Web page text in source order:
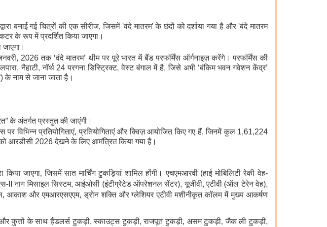
बनाई गई चित्रों की एक सीरीज, जिसमें 'वंदे मातरम' के छंदों को दर्शाया गया है और 'बंदे मातरम
के रूप में प्रदर्शित किया जाएगा।
2026 तक ‘वंदे मातरम’ थीम पर पूरे भारत में बैंड परफॉर्मेंस ऑर्गनाइज़ करेंगे। परफॉर्मेंस की
नैहाटी, नॉर्थ 24 परगना डिस्ट्रिक्ट, वेस्ट बंगाल में है, जिसे अभी ‘बंकिम भवन गवेशन केंद्र’
के नाम से जाना जाता है।
के अंतर्गत प्रस्तुत की जाएंगी।
पर विभिन्न प्रतियोगिताएं, प्रतियोगिताएं और क्विज़ आयोजित किए गए हैं, जिनमें कुल 1,61,224
को आरडीसी 2026 देखने के लिए आमंत्रित किया गया है।
जाएगा, जिसमें सात मार्चिंग टुकड़ियां शामिल होंगी। एचएमआरवी (हाई मोबिलिटी रेकी वेह-
नाग मिसाइल सिस्टम, आईओसी (इंटीग्रेटेड ऑपरेशनल सेंटर), यूजीवी, एटीवी (ऑल टेरेन वेह),
और एमआरएसएएम, ड्रोन शक्ति और ग्लेशियर एटीवी मशीनीकृत कॉलम में मुख्य आकर्षण
और कुत्तों के साथ हैंडलर्स टुकड़ी, स्काउट्स टुकड़ी, राजपूत टुकड़ी, असम टुकड़ी, जैक ली टुकड़ी,